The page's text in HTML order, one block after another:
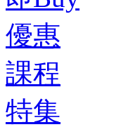
優惠
課程
特集